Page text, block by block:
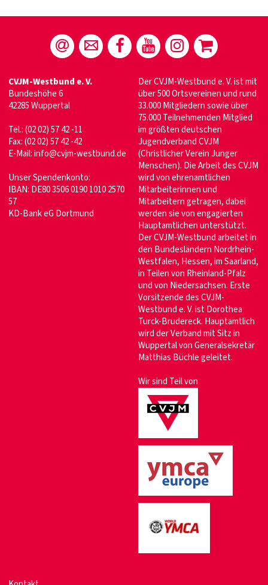
CVJM-Westbund e. V.
Bundeshöhe 6
42285 Wuppertal
Tel.: (02 02) 57 42 -11
Fax: (02 02) 57 42 -42
E-Mail:info@cvjm-westbund.de
Unser Spendenkonto:
IBAN: DE80 3506 0190 1010 2570
57
KD-Bank eG Dortmund
Der CVJM-Westbund e. V. ist mit
über 500 Ortsvereinen und rund
33.000 Mitgliedern sowie über
75.000 Teilnehmenden Mitglied
im größten deutschen
Jugendverband CVJM
(Christlicher Verein Junger
Menschen). Die Arbeit des CVJM
wird von ehrenamtlichen
Mitarbeiterinnen und
Mitarbeitern getragen, dabei
werden sie von engagierten
Hauptamtlichen unterstützt.
Der CVJM-Westbund arbeitet in
den Bundesländern Nordrhein-
Westfalen, Hessen, im Saarland,
in Teilen von Rheinland-Pfalz
und von Niedersachsen. Erste
Vorsitzende des CVJM-
Westbund e. V. ist Dorothea
Turck-Brudereck. Hauptamtlich
wird der Verband mit Sitz in
Wuppertal von Generalsekretär
Matthias Büchle geleitet.
Wir sind Teil von